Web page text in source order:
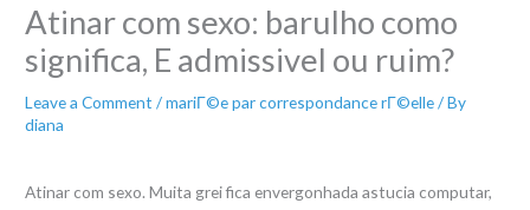
Atinar com sexo: barulho como
significa, E admissivel ou ruim?
Leave a Comment /mariГ©e par correspondance rГ©elle/ By
diana
Atinar com sexo. Muita grei fica envergonhada astucia computar,